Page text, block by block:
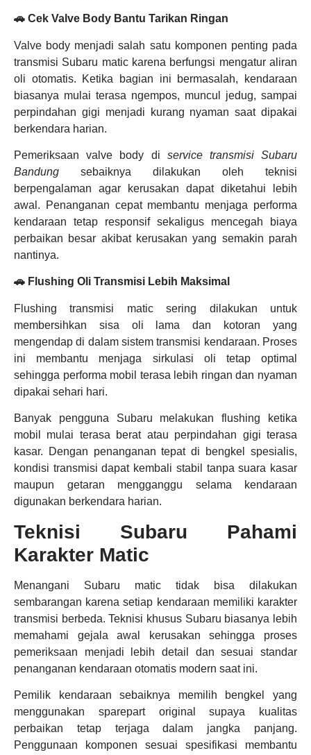
🚗 Cek Valve Body Bantu Tarikan Ringan
Valve body menjadi salah satu komponen penting pada
transmisi Subaru matic karena berfungsi mengatur aliran
oli otomatis. Ketika bagian ini bermasalah, kendaraan
biasanya mulai terasa ngempos, muncul jedug, sampai
perpindahan gigi menjadi kurang nyaman saat dipakai
berkendara harian.
Pemeriksaan valve body di service transmisi Subaru
Bandung sebaiknya dilakukan oleh teknisi
berpengalaman agar kerusakan dapat diketahui lebih
awal. Penanganan cepat membantu menjaga performa
kendaraan tetap responsif sekaligus mencegah biaya
perbaikan besar akibat kerusakan yang semakin parah
nantinya.
🚗 Flushing Oli Transmisi Lebih Maksimal
Flushing transmisi matic sering dilakukan untuk
membersihkan sisa oli lama dan kotoran yang
mengendap di dalam sistem transmisi kendaraan. Proses
ini membantu menjaga sirkulasi oli tetap optimal
sehingga performa mobil terasa lebih ringan dan nyaman
dipakai sehari hari.
Banyak pengguna Subaru melakukan flushing ketika
mobil mulai terasa berat atau perpindahan gigi terasa
kasar. Dengan penanganan tepat di bengkel spesialis,
kondisi transmisi dapat kembali stabil tanpa suara kasar
maupun getaran mengganggu selama kendaraan
digunakan berkendara harian.
Teknisi Subaru Pahami
Karakter Matic
Menangani Subaru matic tidak bisa dilakukan
sembarangan karena setiap kendaraan memiliki karakter
transmisi berbeda. Teknisi khusus Subaru biasanya lebih
memahami gejala awal kerusakan sehingga proses
pemeriksaan menjadi lebih detail dan sesuai standar
penanganan kendaraan otomatis modern saat ini.
Pemilik kendaraan sebaiknya memilih bengkel yang
menggunakan sparepart original supaya kualitas
perbaikan tetap terjaga dalam jangka panjang.
Penggunaan komponen sesuai spesifikasi membantu